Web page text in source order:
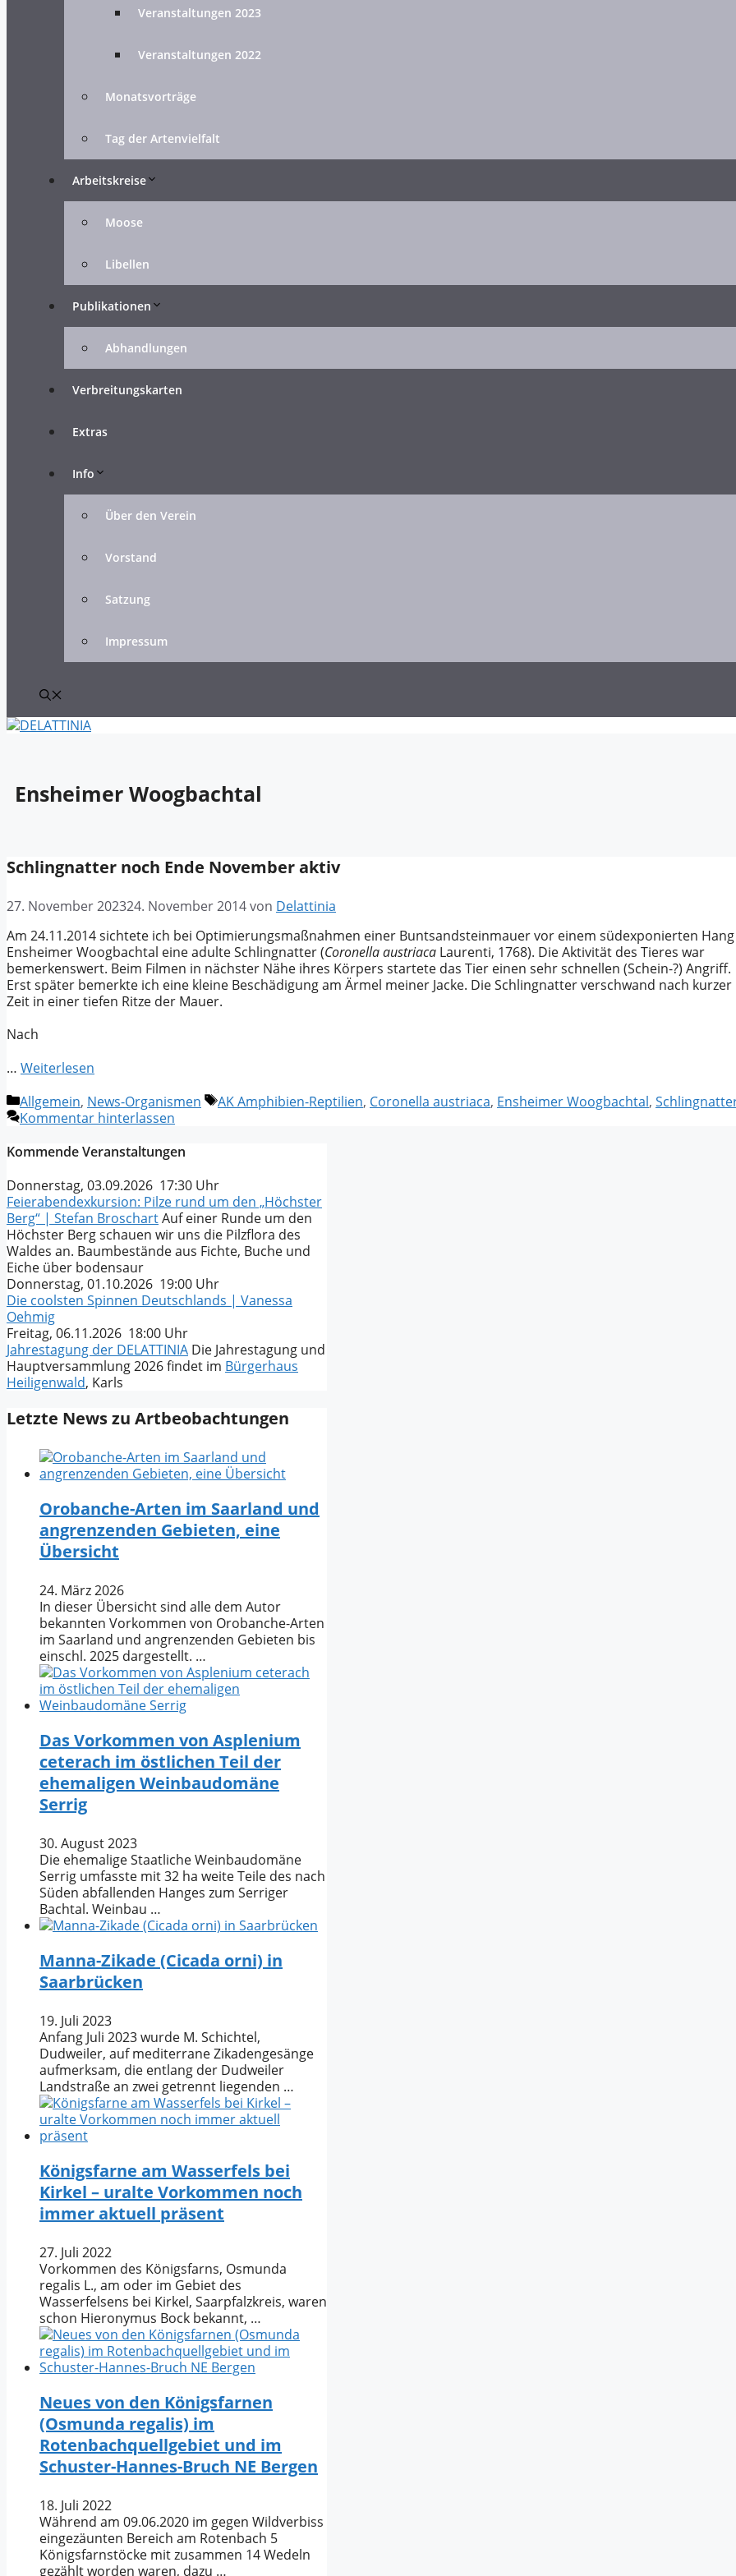
Veranstaltungen 2023
Veranstaltungen 2022
Monatsvorträge
Tag der Artenvielfalt
Arbeitskreise
Moose
Libellen
Publikationen
Abhandlungen
Verbreitungskarten
Extras
Info
Über den Verein
Vorstand
Satzung
Impressum
Ensheimer Woogbachtal
Schlingnatter noch Ende November aktiv
27. November 202324. November 2014von Delattinia
Am 24.11.2014 sichtete ich bei Optimierungsmaßnahmen einer Buntsandsteinmauer vor einem südexponierten
Ensheimer Woogbachtal eine adulte Schlingnatter (Coronella austriaca Laurenti, 1768). Die Aktivität des Tieres war
bemerkenswert. Beim Filmen in nächster Nähe ihres Körpers startete das Tier einen sehr schnellen (Schein-?) Angriff.
Erst später bemerkte ich eine kleine Beschädigung am Ärmel meiner Jacke. Die Schlingnatter verschwand nach kurzer
Zeit in einer tiefen Ritze der Mauer.
Nach
… Weiterlesen
Kategorien
Allgemein, News-Organismen Schlagwörter
AK Amphibien-Reptilien, Coronella austriaca, Ensheimer Woogbachtal,
Kommentar hinterlassen
Kommende Veranstaltungen
Donnerstag, 03.09.2026 17:30 Uhr
Feierabendexkursion: Pilze rund um den „Höchster
Berg“ | Stefan BroschartAuf einer Runde um den
Höchster Berg schauen wir uns die Pilzflora des
Waldes an. Baumbestände aus Fichte, Buche und
Eiche über bodensaur
Donnerstag, 01.10.2026 19:00 Uhr
Die coolsten Spinnen Deutschlands | Vanessa
Oehmig
Freitag, 06.11.2026 18:00 Uhr
Jahrestagung der DELATTINIA Die Jahrestagung und
Hauptversammlung 2026 findet im Bürgerhaus
Heiligenwald, Karls
Letzte News zu Artbeobachtungen
Orobanche-Arten im Saarland und
angrenzenden Gebieten, eine
Übersicht
24. März 2026
In dieser Übersicht sind alle dem Autor
bekannten Vorkommen von Orobanche-Arten
im Saarland und angrenzenden Gebieten bis
einschl. 2025 dargestellt. …
Das Vorkommen von Asplenium
ceterach im östlichen Teil der
ehemaligen Weinbaudomäne
Serrig
30. August 2023
Die ehemalige Staatliche Weinbaudomäne
Serrig umfasste mit 32 ha weite Teile des nach
Süden abfallenden Hanges zum Serriger
Bachtal. Weinbau …
Manna-Zikade (Cicada orni) in
Saarbrücken
19. Juli 2023
Anfang Juli 2023 wurde M. Schichtel,
Dudweiler, auf mediterrane Zikadengesänge
aufmerksam, die entlang der Dudweiler
Landstraße an zwei getrennt liegenden …
Königsfarne am Wasserfels bei
Kirkel – uralte Vorkommen noch
immer aktuell präsent
27. Juli 2022
Vorkommen des Königsfarns, Osmunda
regalis L., am oder im Gebiet des
Wasserfelsens bei Kirkel, Saarpfalzkreis, waren
schon Hieronymus Bock bekannt, …
Neues von den Königsfarnen
(Osmunda regalis) im
Rotenbachquellgebiet und im
Schuster-Hannes-Bruch NE Bergen
18. Juli 2022
Während am 09.06.2020 im gegen Wildverbiss
eingezäunten Bereich am Rotenbach 5
Königsfarnstöcke mit zusammen 14 Wedeln
gezählt worden waren, dazu …